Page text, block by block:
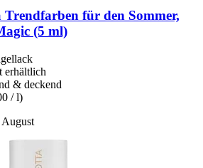
Trendfarben für den Sommer,
(5 ml)
erhältlich
& deckend
/ l)